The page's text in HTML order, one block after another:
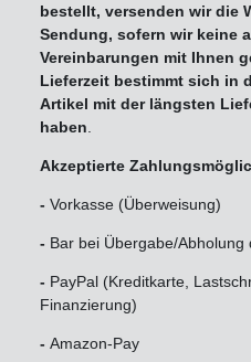
bestellt, versenden wir die
Sendung, sofern wir keine
Vereinbarungen mit Ihnen
Lieferzeit bestimmt sich in
Artikel mit der längsten
haben
Akzeptierte
- Vorkasse (Überweisung)
- Bar bei Übergabe/Abholung
- PayPal (Kreditkarte,
Finanzierung)
- Amazon-Pay